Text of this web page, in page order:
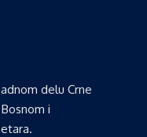
delu Crne
i